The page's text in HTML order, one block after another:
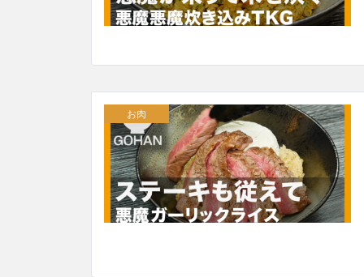
お肉